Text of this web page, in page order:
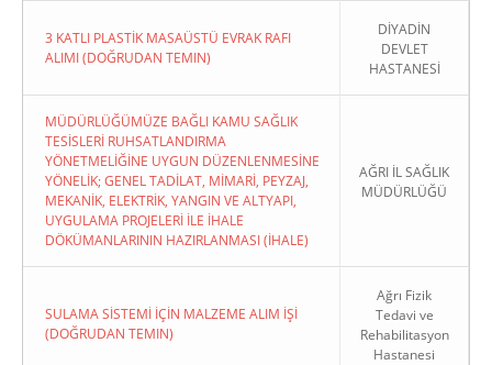
3 KATLI PLASTİK MASAÜSTÜ EVRAK RAFI
ALIMI (DOĞRUDAN TEMIN)
DİYADİN
DEVLET
HASTANESİ
MÜDÜRLÜĞÜMÜZE BAĞLI KAMU SAĞLIK
TESİSLERİ RUHSATLANDIRMA
YÖNETMELİĞİNE UYGUN DÜZENLENMESİNE
YÖNELİK; GENEL TADİLAT, MİMARİ, PEYZAJ,
MEKANİK, ELEKTRİK, YANGIN VE ALTYAPI,
UYGULAMA PROJELERİ İLE İHALE
DÖKÜMANLARININ HAZIRLANMASI (İHALE)
AĞRI İL SAĞLIK
MÜDÜRLÜĞÜ
SULAMA SİSTEMİ İÇİN MALZEME ALIM İŞİ
(DOĞRUDAN TEMIN)
Ağrı Fizik
Tedavi ve
Rehabilitasyon
Hastanesi